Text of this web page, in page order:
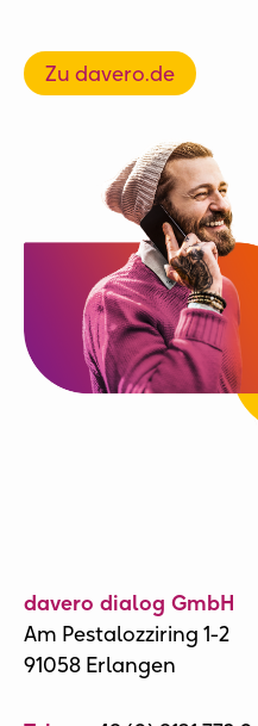
Zu davero.de
davero dialog GmbH
Am Pestalozziring 1-2
91058 Erlangen